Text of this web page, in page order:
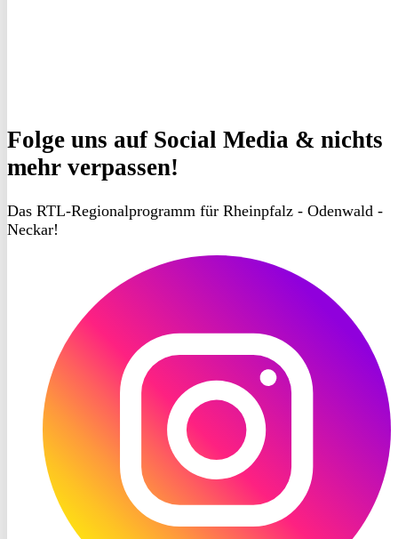
Folge uns auf Social Media & nichts
mehr verpassen!
Das RTL-Regionalprogramm für Rheinpfalz - Odenwald -
Neckar!
Instagram